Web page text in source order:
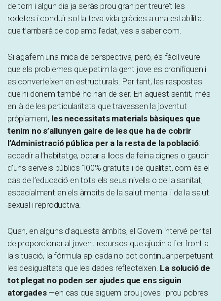
de torn i algun dia ja seràs prou gran per treure’t les
rodetes i conduir sol la teva vida gràcies a una estabilitat
que t’arribarà de cop amb l’edat, ves a saber com.
Si agafem una mica de perspectiva, però, és fàcil veure
que els problemes que patim la gent jove es cronifiquen i
es converteixen en estructurals. Per tant, les respostes
que hi donem també ho han de ser. En aquest sentit, més
enllà de les particularitats que travessen la joventut
pròpiament, les necessitats materials bàsiques que
tenim no s’allunyen gaire de les que ha de cobrir
l’Administració pública per a la resta de la població:
accedir a l’habitatge, optar a llocs de feina dignes o gaudir
d’uns serveis públics 100% gratuïts i de qualitat, com és el
cas de l’educació en tots els seus nivells o de la sanitat,
especialment en els àmbits de la salut mental i de la salut
sexual i reproductiva.
Quan, en alguns d’aquests àmbits, el Govern intervé per tal
de proporcionar al jovent recursos que ajudin a fer front a
la situació, la fórmula aplicada no pot continuar perpetuant
les desigualtats que les dades reflecteixen. La solució de
tot plegat no poden ser ajudes que ens siguin
atorgades—en cas que siguem prou joves i prou pobres